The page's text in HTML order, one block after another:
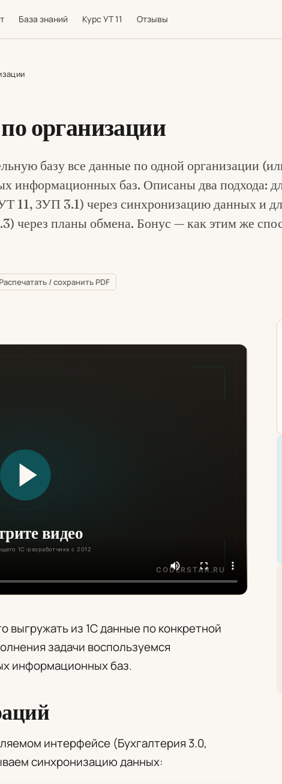
База знаний Курс УТ 11 Отзывы
организации
базу все данные по одной организации
информационных баз. Описаны два подхода:
11, ЗУП 3.1) через синхронизацию данных и
через планы обмена. Бонус — как этим же
Распечатать / сохранить PDF
выгружать из 1С данные по конкретной
задачи воспользуемся
информационных баз.
интерфейсе (Бухгалтерия 3.0,
синхронизацию данных: